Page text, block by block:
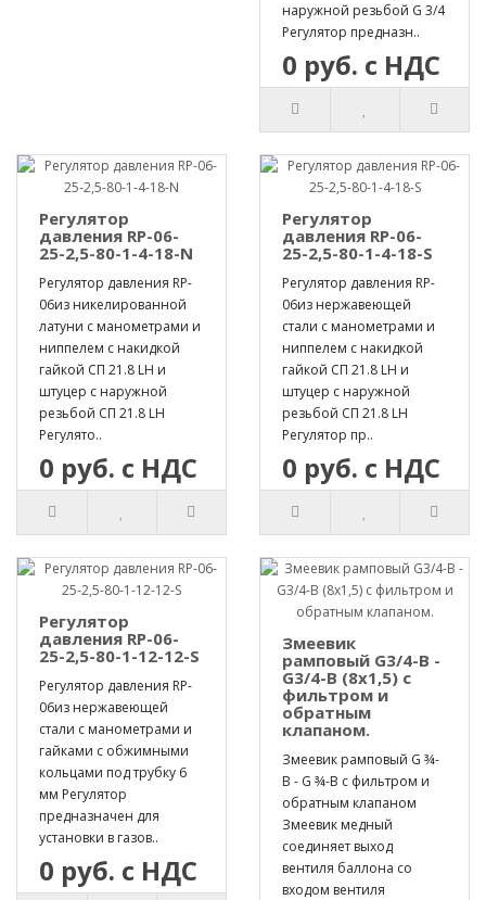
наружной резьбой G 3/4
Регулятор предназн..
0 руб. с НДС
Регулятор
давления RP-06-
25-2,5-80-1-4-18-N
Регулятор давления RP-
06из никелированной
латуни с манометрами и
ниппелем с накидкой
гайкой СП 21.8 LH и
штуцер с наружной
резьбой СП 21.8 LH
Регулято..
0 руб. с НДС
Регулятор
давления RP-06-
25-2,5-80-1-4-18-S
Регулятор давления RP-
06из нержавеющей
стали с манометрами и
ниппелем с накидкой
гайкой СП 21.8 LH и
штуцер с наружной
резьбой СП 21.8 LH
Регулятор пр..
0 руб. с НДС
Регулятор
давления RP-06-
25-2,5-80-1-12-12-S
Регулятор давления RP-
06из нержавеющей
стали с манометрами и
гайками с обжимными
кольцами под трубку 6
мм Регулятор
предназначен для
установки в газов..
0 руб. с НДС
Змеевик
рамповый G3/4-B -
G3/4-B (8х1,5) с
фильтром и
обратным
клапаном.
Змеевик рамповый G ¾-
B - G ¾-B с фильтром и
обратным клапаном
Змеевик медный
соединяет выход
вентиля баллона со
входом вентиля